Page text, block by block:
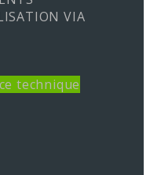
VIA
technique